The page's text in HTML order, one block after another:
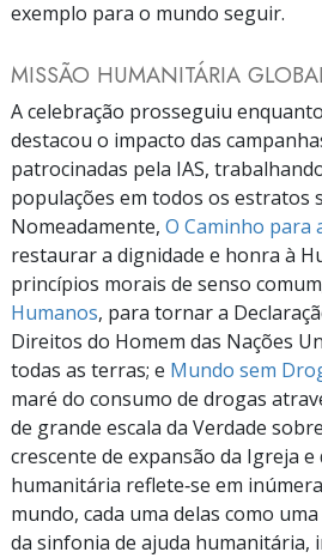
exemplo para o mundo seguir.
MISSÃO HUMANITÁRIA
A celebração prosseguiu
destacou o impacto das
patrocinadas pela IAS,
populações em todos os estratos
Nomeadamente, O Caminho para
restaurar a dignidade e honra à
princípios morais de senso
Humanos, para tornar a
Direitos do Homem das Nações
todas as terras; e Mundo sem
maré do consumo de drogas
de grande escala da Verdade
crescente de expansão da Igreja e
humanitária reflete‑se em
mundo, cada uma delas como
da sinfonia de ajuda humanitária,